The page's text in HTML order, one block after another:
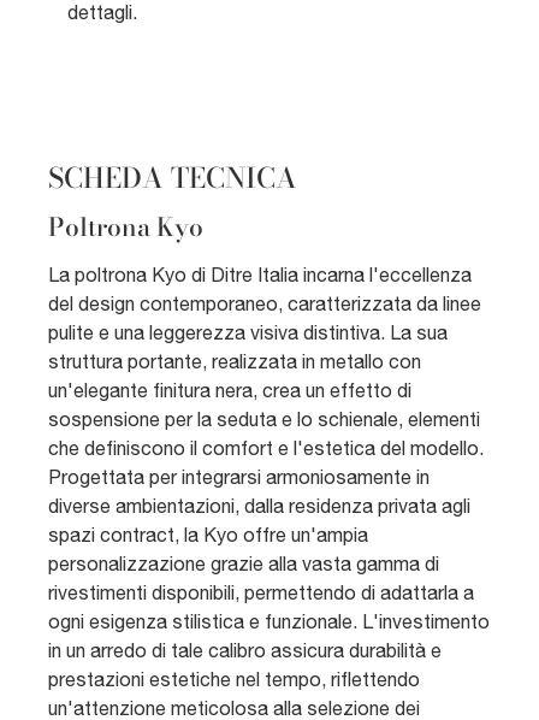
dettagli.
SCHEDA TECNICA
Poltrona Kyo
La poltrona Kyo di Ditre Italia incarna l'eccellenza
del design contemporaneo, caratterizzata da linee
pulite e una leggerezza visiva distintiva. La sua
struttura portante, realizzata in metallo con
un'elegante finitura nera, crea un effetto di
sospensione per la seduta e lo schienale, elementi
che definiscono il comfort e l'estetica del modello.
Progettata per integrarsi armoniosamente in
diverse ambientazioni, dalla residenza privata agli
spazi contract, la Kyo offre un'ampia
personalizzazione grazie alla vasta gamma di
rivestimenti disponibili, permettendo di adattarla a
ogni esigenza stilistica e funzionale. L'investimento
in un arredo di tale calibro assicura durabilità e
prestazioni estetiche nel tempo, riflettendo
un'attenzione meticolosa alla selezione dei